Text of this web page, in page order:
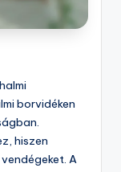
borvidéken
hiszen
A